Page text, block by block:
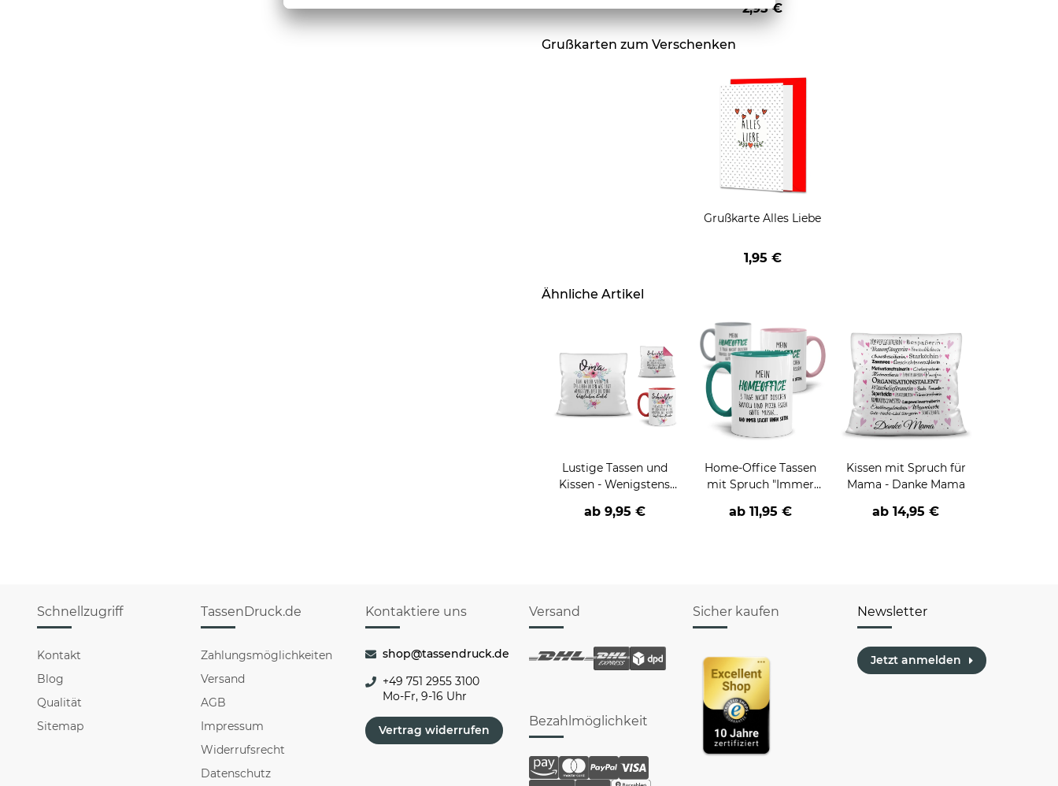
2,95 €
Grußkarten zum Verschenken
Grußkarte Alles Liebe
1,95 €
Ähnliche Artikel
Lustige Tassen und
Kissen - Wenigstens
hässlichen
ab 9,95 €
Home-Office Tassen
mit Spruch "Immer
ab 11,95 €
Kissen mit Spruch für
Mama - Danke Mama
ab14,95 €
Schnellzugriff
Kontakt
Blog
Qualität
Sitemap
TassenDruck.de
Zahlungsmöglichkeiten
Versand
AGB
Impressum
Widerrufsrecht
Datenschutz
Kontaktiere uns
shop@tassendruck.de
+49 751 2955 3100
Mo-Fr, 9-16 Uhr
Vertrag widerrufen
Versand
Bezahlmöglichkeit
Sicher kaufen Newsletter
Jetzt anmelden